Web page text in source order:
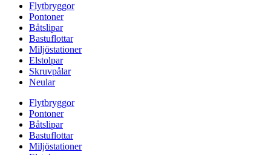
Flytbryggor
Pontoner
Båtslipar
Bastuflottar
Miljöstationer
Elstolpar
Skruvpålar
Neular
Flytbryggor
Pontoner
Båtslipar
Bastuflottar
Miljöstationer